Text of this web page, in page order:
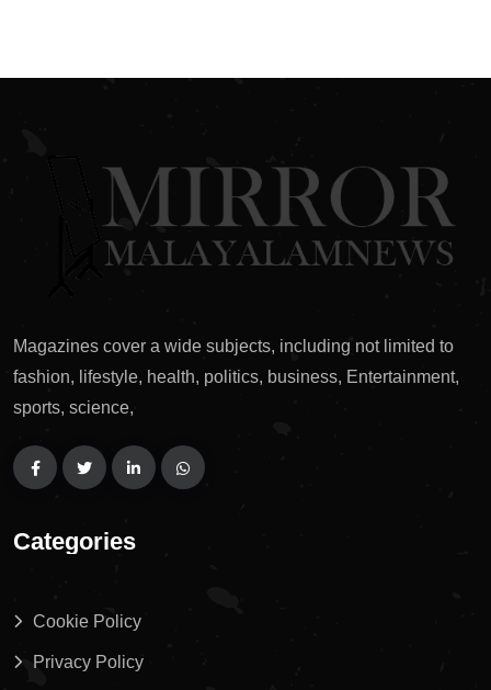
Magazines cover a wide subjects, including not limited to
fashion, lifestyle, health, politics, business, Entertainment,
sports, science,
Categories
Cookie Policy
Privacy Policy